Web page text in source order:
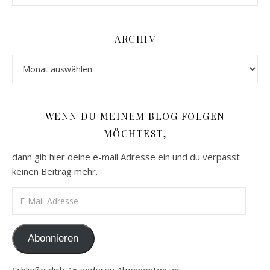
ARCHIV
WENN DU MEINEM BLOG FOLGEN
MÖCHTEST,
dann gib hier deine e-mail Adresse ein und du verpasst
keinen Beitrag mehr.
Abonnieren